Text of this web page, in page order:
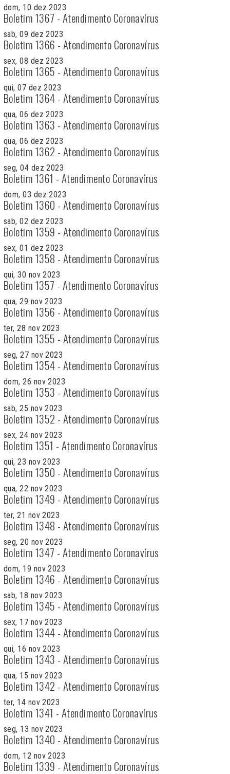
dom, 10 dez 2023
Boletim 1367 - Atendimento Coronavírus
sab, 09 dez 2023
Boletim 1366 - Atendimento Coronavírus
sex, 08 dez 2023
Boletim 1365 - Atendimento Coronavírus
qui, 07 dez 2023
Boletim 1364 - Atendimento Coronavírus
qua, 06 dez 2023
Boletim 1363 - Atendimento Coronavírus
qua, 06 dez 2023
Boletim 1362 - Atendimento Coronavírus
seg, 04 dez 2023
Boletim 1361 - Atendimento Coronavírus
dom, 03 dez 2023
Boletim 1360 - Atendimento Coronavírus
sab, 02 dez 2023
Boletim 1359 - Atendimento Coronavírus
sex, 01 dez 2023
Boletim 1358 - Atendimento Coronavírus
qui, 30 nov 2023
Boletim 1357 - Atendimento Coronavírus
qua, 29 nov 2023
Boletim 1356 - Atendimento Coronavírus
ter, 28 nov 2023
Boletim 1355 - Atendimento Coronavírus
seg, 27 nov 2023
Boletim 1354 - Atendimento Coronavírus
dom, 26 nov 2023
Boletim 1353 - Atendimento Coronavírus
sab, 25 nov 2023
Boletim 1352 - Atendimento Coronavírus
sex, 24 nov 2023
Boletim 1351 - Atendimento Coronavírus
qui, 23 nov 2023
Boletim 1350 - Atendimento Coronavírus
qua, 22 nov 2023
Boletim 1349 - Atendimento Coronavírus
ter, 21 nov 2023
Boletim 1348 - Atendimento Coronavírus
seg, 20 nov 2023
Boletim 1347 - Atendimento Coronavírus
dom, 19 nov 2023
Boletim 1346 - Atendimento Coronavírus
sab, 18 nov 2023
Boletim 1345 - Atendimento Coronavírus
sex, 17 nov 2023
Boletim 1344 - Atendimento Coronavírus
qui, 16 nov 2023
Boletim 1343 - Atendimento Coronavírus
qua, 15 nov 2023
Boletim 1342 - Atendimento Coronavírus
ter, 14 nov 2023
Boletim 1341 - Atendimento Coronavírus
seg, 13 nov 2023
Boletim 1340 - Atendimento Coronavírus
dom, 12 nov 2023
Boletim 1339 - Atendimento Coronavírus